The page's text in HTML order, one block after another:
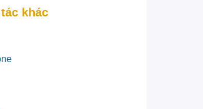
khác